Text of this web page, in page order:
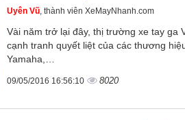
Uyên Vũ, thành viên XeMayNhanh.com
Vài năm trở lại đây, thị trường xe tay ga
cạnh tranh quyết liệt của các thương
Yamaha,…
09/05/2016 16:56:10 8020